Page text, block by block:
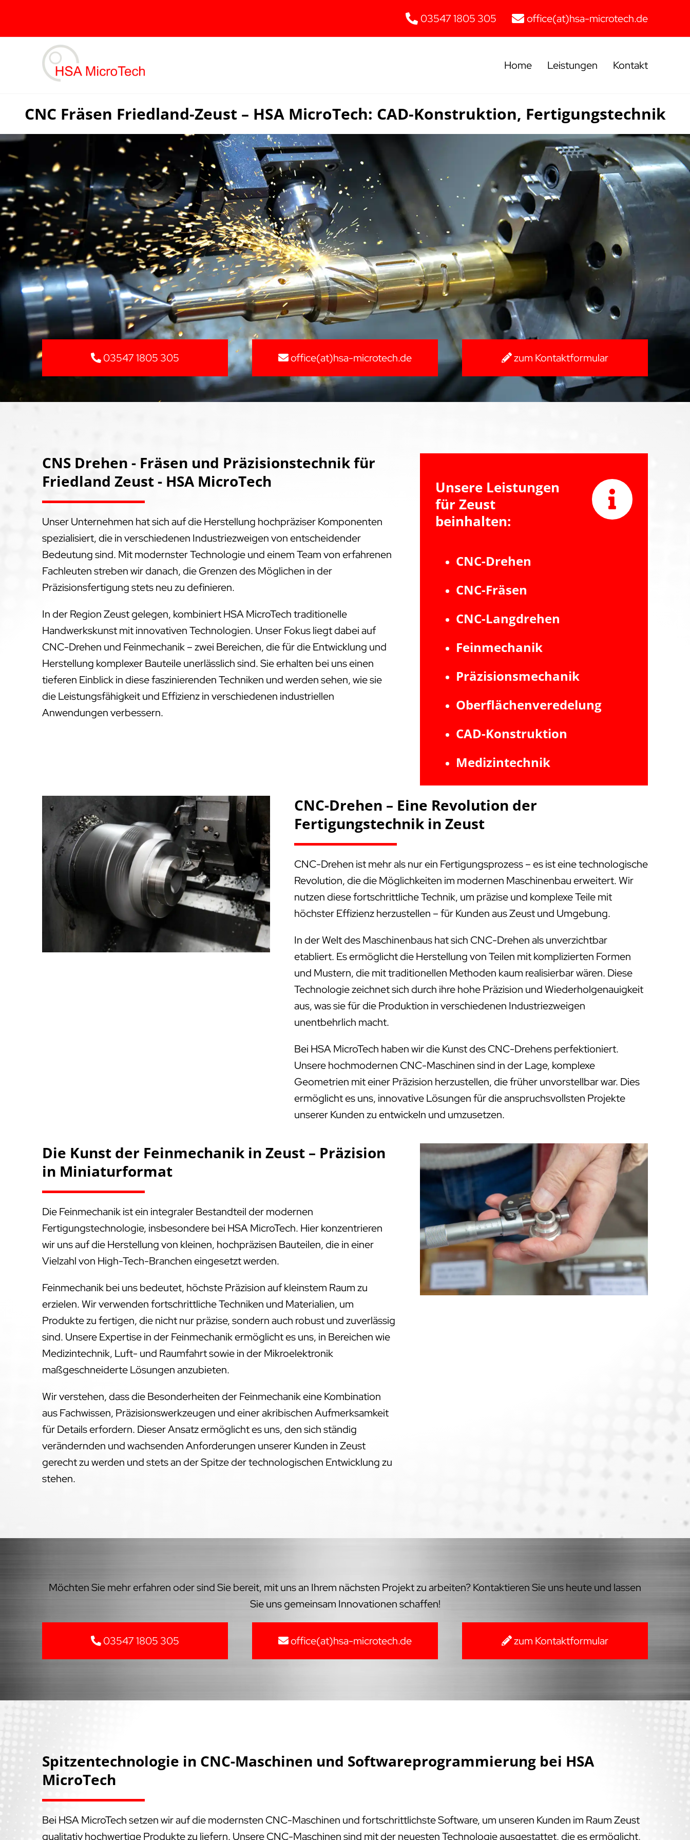
content
03547 1805 305 office(at)hsa-microtech.de
Home Leistungen Kontakt
CNC Fräsen Friedland-Zeust – HSA MicroTech: CAD-Konstruktion, Fertigungstechnik
03547 1805 305 office(at)hsa-microtech.de zum Kontaktformular
CNS Drehen - Fräsen und Präzisionstechnik für
Friedland Zeust - HSA MicroTech
Unser Unternehmen hat sich auf die Herstellung hochpräziser Komponenten
spezialisiert, die in verschiedenen Industriezweigen von entscheidender
Bedeutung sind. Mit modernster Technologie und einem Team von erfahrenen
Fachleuten streben wir danach, die Grenzen des Möglichen in der
Präzisionsfertigung stets neu zu definieren.
In der Region Zeust gelegen, kombiniert HSA MicroTech traditionelle
Handwerkskunst mit innovativen Technologien. Unser Fokus liegt dabei auf
CNC-Drehen und Feinmechanik – zwei Bereichen, die für die Entwicklung und
Herstellung komplexer Bauteile unerlässlich sind. Sie erhalten bei uns einen
tieferen Einblick in diese faszinierenden Techniken und werden sehen, wie sie
die Leistungsfähigkeit und Effizienz in verschiedenen industriellen
Anwendungen verbessern.
Unsere Leistungen
für Zeust
beinhalten:
CNC-Drehen
CNC-Fräsen
CNC-Langdrehen
Feinmechanik
Präzisionsmechanik
Oberflächenveredelung
CAD-Konstruktion
Medizintechnik
CNC-Drehen – Eine Revolution der
Fertigungstechnik in Zeust
CNC-Drehen ist mehr als nur ein Fertigungsprozess – es ist eine technologische
Revolution, die die Möglichkeiten im modernen Maschinenbau erweitert. Wir
nutzen diese fortschrittliche Technik, um präzise und komplexe Teile mit
höchster Effizienz herzustellen – für Kunden aus Zeust und Umgebung.
In der Welt des Maschinenbaus hat sich CNC-Drehen als unverzichtbar
etabliert. Es ermöglicht die Herstellung von Teilen mit komplizierten Formen
und Mustern, die mit traditionellen Methoden kaum realisierbar wären. Diese
Technologie zeichnet sich durch ihre hohe Präzision und Wiederholgenauigkeit
aus, was sie für die Produktion in verschiedenen Industriezweigen
unentbehrlich macht.
Bei HSA MicroTech haben wir die Kunst des CNC-Drehens perfektioniert.
Unsere hochmodernen CNC-Maschinen sind in der Lage, komplexe
Geometrien mit einer Präzision herzustellen, die früher unvorstellbar war. Dies
ermöglicht es uns, innovative Lösungen für die anspruchsvollsten Projekte
unserer Kunden zu entwickeln und umzusetzen.
Die Kunst der Feinmechanik in Zeust – Präzision
in Miniaturformat
Die Feinmechanik ist ein integraler Bestandteil der modernen
Fertigungstechnologie, insbesondere bei HSA MicroTech. Hier konzentrieren
wir uns auf die Herstellung von kleinen, hochpräzisen Bauteilen, die in einer
Vielzahl von High-Tech-Branchen eingesetzt werden.
Feinmechanik bei uns bedeutet, höchste Präzision auf kleinstem Raum zu
erzielen. Wir verwenden fortschrittliche Techniken und Materialien, um
Produkte zu fertigen, die nicht nur präzise, sondern auch robust und zuverlässig
sind. Unsere Expertise in der Feinmechanik ermöglicht es uns, in Bereichen wie
Medizintechnik, Luft- und Raumfahrt sowie in der Mikroelektronik
maßgeschneiderte Lösungen anzubieten.
Wir verstehen, dass die Besonderheiten der Feinmechanik eine Kombination
aus Fachwissen, Präzisionswerkzeugen und einer akribischen Aufmerksamkeit
für Details erfordern. Dieser Ansatz ermöglicht es uns, den sich ständig
verändernden und wachsenden Anforderungen unserer Kunden in Zeust
gerecht zu werden und stets an der Spitze der technologischen Entwicklung zu
stehen.
Möchten Sie mehr erfahren oder sind Sie bereit, mit uns an Ihrem nächsten Projekt zu arbeiten? Kontaktieren Sie uns heute und lassen
Sie uns gemeinsam Innovationen schaffen!
03547 1805 305 office(at)hsa-microtech.de zum Kontaktformular
Spitzentechnologie in CNC-Maschinen und Softwareprogrammierung bei HSA
MicroTech
Bei HSA MicroTech setzen wir auf die modernsten CNC-Maschinen und fortschrittlichste Software, um unseren Kunden im Raum Zeust
qualitativ hochwertige Produkte zu liefern. Unsere CNC-Maschinen sind mit der neuesten Technologie ausgestattet, die es ermöglicht,